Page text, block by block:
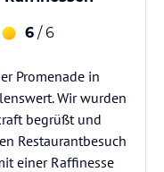
6 / 6
Promenade in
Wir wurden
begrüßt und
Restaurantbesuch
einer Raffinesse